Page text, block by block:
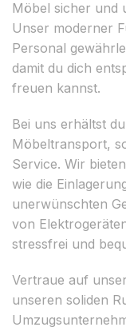
Möbel sicher und
Unser moderner
Personal
damit du dich
freuen kannst.
Bei uns erhältst
Möbeltransport,
Service. Wir
wie die
unerwünschten
von
stressfrei und
Vertraue auf
unseren soliden